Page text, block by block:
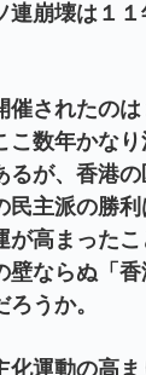
連崩壊は１
されたのは
こ数年かな
るが、香港
民主派の勝
が高まった
壁ならぬ「
うか。
運動の高ま